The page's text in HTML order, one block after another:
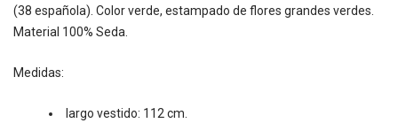
(38 española). Color verde, estampado de flores grandes verdes.
Material 100% Seda.
Medidas:
largo vestido: 112 cm.